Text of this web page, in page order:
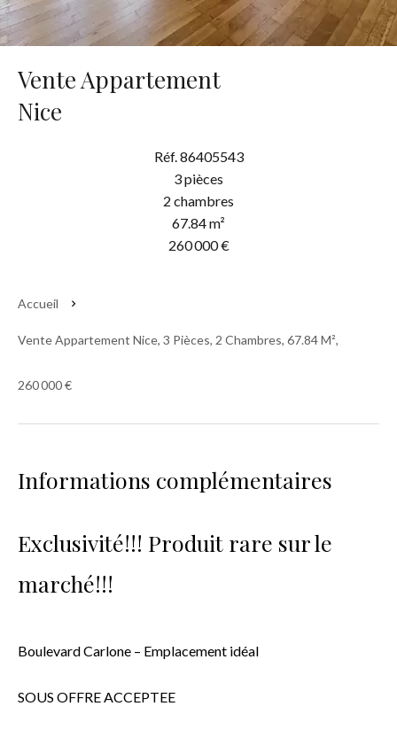
Vente Appartement
Nice
Réf. 86405543
3 pièces
2 chambres
67.84 m²
260 000 €
Accueil
Vente Appartement Nice, 3 Pièces, 2 Chambres, 67.84 M²,
260 000 €
Informations complémentaires
Exclusivité!!! Produit rare sur le
marché!!!
Boulevard Carlone – Emplacement idéal
SOUS OFFRE ACCEPTEE